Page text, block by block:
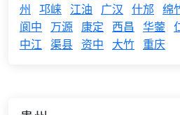
州 邛崃 江油 广汉 什邡 绵
阆中
万源 康定 西昌 华蓥
中江
渠县 资中 大竹 重庆